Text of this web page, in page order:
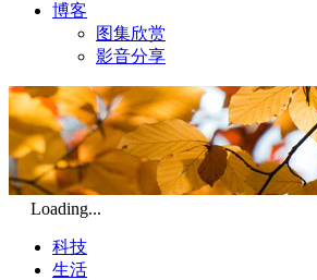
博客
图集欣赏
影音分享
Loading...
科技
生活